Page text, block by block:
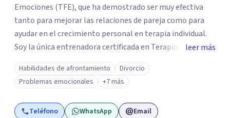
Emociones (TFE), que ha demostrado ser muy efectiva
tanto para mejorar las relaciones de pareja como para
ayudar en el crecimiento personal en terapia individual.
Soy la única entrenadora certificada en Terapia
Focalizada en las Emociones (TFE) en España, además de
supervisora y terapeuta certificada. La TFE ha
demostrado una mejora significativa en las relaciones,
con un 70-75% de éxito y felicidad duradera. Este enfoque
también transforma la vida en terapia individual,
leer más
Habilidades de afrontamiento
Divorcio
Problemas emocionales
+7 más
Teléfono WhatsApp Email